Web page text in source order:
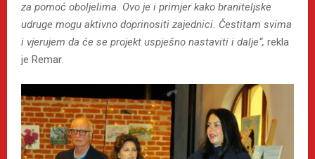
za pomoć oboljelima. Ovo je i primjer kako braniteljske
udruge mogu aktivno doprinositi zajednici. Čestitam svima
i vjerujem da će se projekt uspješno nastaviti i dalje“, rekla
je Remar.